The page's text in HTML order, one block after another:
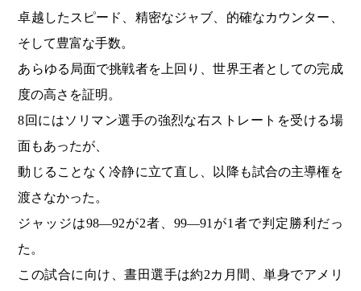
卓越したスピード、精密なジャブ、的確なカウンター、
そして豊富な手数。
あらゆる局面で挑戦者を上回り、世界王者としての完成
度の高さを証明。
8回にはソリマン選手の強烈な右ストレートを受ける場
面もあったが、
動じることなく冷静に立て直し、以降も試合の主導権を
渡さなかった。
ジャッジは98―92が2者、99―91が1者で判定勝利だっ
た。
この試合に向け、晝田選手は約2カ月間、単身でアメリ